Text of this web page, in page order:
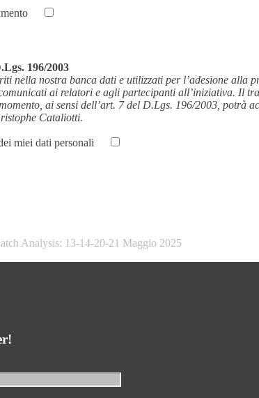
196/2003
nella nostra banca dati e utilizzati per l’adesione alla
ai relatori e agli partecipanti all’iniziativa. Il
ai sensi dell’art. 7 del D.Lgs. 196/2003,
Cataliotti.
miei dati personali
Analysis: 13-14-20-21 Maggio 2025